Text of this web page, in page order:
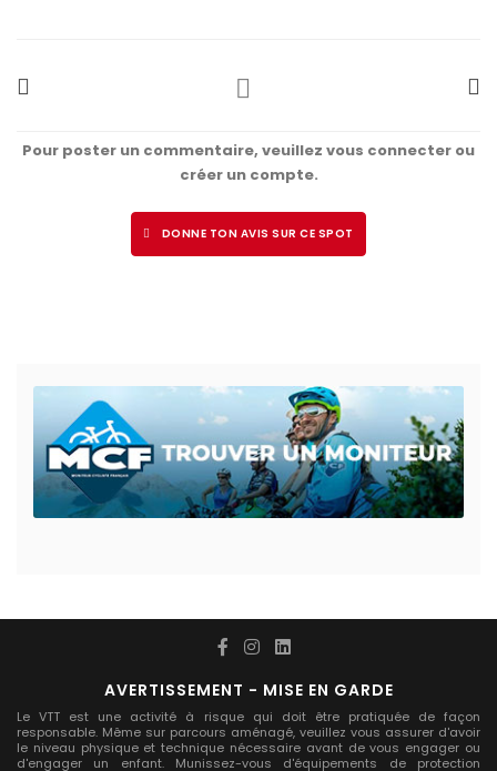
Pour poster un commentaire, veuillez vous connecter ou
créer un compte.
DONNE TON AVIS SUR CE SPOT
AVERTISSEMENT - MISE EN GARDE
Le VTT est une activité à risque qui doit être pratiquée de façon
responsable. Même sur parcours aménagé, veuillez vous assurer d'avoir
le niveau physique et technique nécessaire avant de vous engager ou
d'engager un enfant. Munissez-vous d'équipements de protection